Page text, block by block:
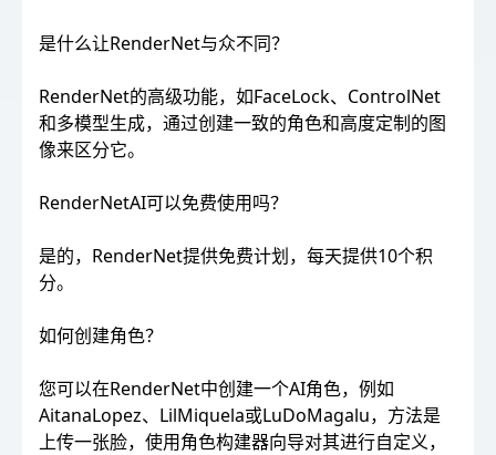
是什么让RenderNet与众不同？
RenderNet的高级功能，如FaceLock、ControlNet
和多模型生成，通过创建一致的角色和高度定制的图
像来区分它。
RenderNetAI可以免费使用吗？
是的，RenderNet提供免费计划，每天提供10个积
分。
如何创建角色？
您可以在RenderNet中创建一个AI角色，例如
AitanaLopez、LilMiquela或LuDoMagalu，方法是
上传一张脸，使用角色构建器向导对其进行自定义，